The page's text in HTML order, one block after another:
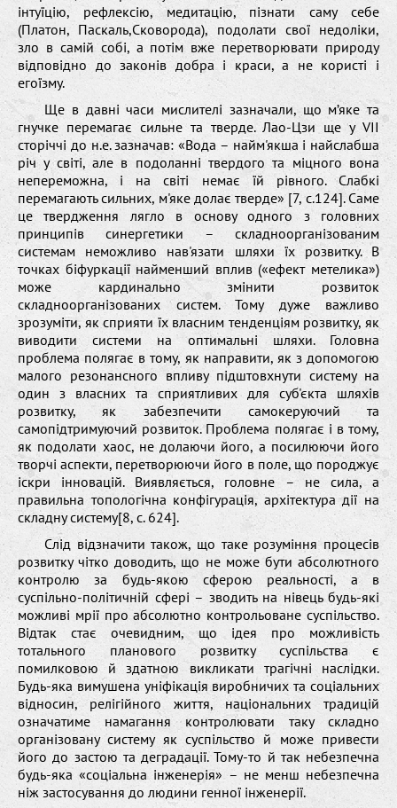
інтуїцію, рефлексію, медитацію, пізнати саму себе
(Платон, Паскаль,Сковорода), подолати свої недоліки,
зло в самій собі, а потім вже перетворювати природу
відповідно до законів добра і краси, а не користі і
егоїзму.
Ще в давні часи мислителі зазначали, що м’яке та
гнучке перемагає сильне та тверде. Лао-Цзи ще у VII
сторіччi до н.е. зазначав: «Вода – найм'якша і найслабша
річ у світі, але в подоланні твердого та міцного вона
непереможна, і на світі немає їй рівного. Слабкі
перемагають сильних, м'яке долає тверде» [7, с.124]. Саме
це твердження лягло в основу одного з головних
принципів синергетики – складноорганізованим
системам неможливо нав'язати шляхи їх розвитку. В
точках біфуркації найменший вплив («ефект метелика»)
може кардинально змінити розвиток
складноорганізованих систем. Тому дуже важливо
зрозуміти, як сприяти їх власним тенденціям розвитку, як
виводити системи на оптимальні шляхи. Головна
проблема полягає в тому, як направити, як з допомогою
малого резонансного впливу підштовхнути систему на
один з власних та сприятливих для суб'єкта шляхів
розвитку, як забезпечити самокеруючий та
самопідтримуючий розвиток. Проблема полягає і в тому,
як подолати хаос, не долаючи його, а посилюючи його
творчі аспекти, перетворюючи його в поле, що породжує
іскри інновацій. Виявляється, головне – не сила, а
правильна топологічна конфігурація, архітектура дії на
складну систему[8, с. 624].
Слід відзначити також, що таке розуміння процесів
розвитку чітко доводить, що не може бути абсолютного
контролю за будь-якою сферою реальності, а в
суспільно-політичній сфері – зводить на нівець будь-які
можливі мрії про абсолютно контрольоване суспільство.
Відтак стає очевидним, що ідея про можливість
тотального планового розвитку суспільства є
помилковою й здатною викликати трагічні наслідки.
Будь-яка вимушена уніфікація виробничих та соціальних
відносин, релігійного життя, національних традицій
означатиме намагання контролювати таку складно
організовану систему як суспільство й може привести
його до застою та деградації. Тому-то й так небезпечна
будь-яка «соціальна інженерія» – не менш небезпечна
ніж застосування до людини генної інженерії.